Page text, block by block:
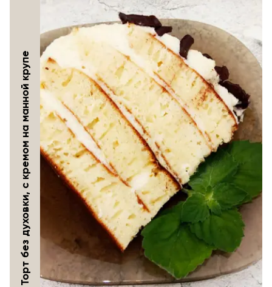
Торт без духовки, с кремом на манной крупе